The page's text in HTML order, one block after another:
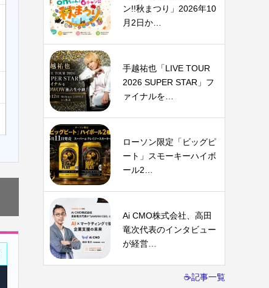
ン!!秋まつり」2026年10
月2日か…
手越祐也「LIVE TOUR
2026 SUPER STAR」フ
ァイナルを…
ローソン限定「ビッグピ
ート」スモーキーハイボ
ール2…
Ai CMO株式会社、高田
竜次代表のインタビュー
が経営…
☕記事一覧